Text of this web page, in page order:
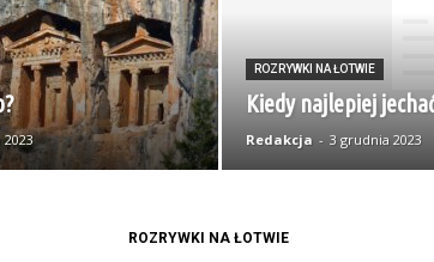
ROZRYWKI NA ŁOTWIE
Kiedy najlepiej
Redakcja - 3 grudnia 2023
ROZRYWKI NA ŁOTWIE